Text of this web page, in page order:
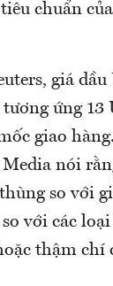
chuẩn
giá dầu
ứng
giao
nói
so với
với các
thậm chí